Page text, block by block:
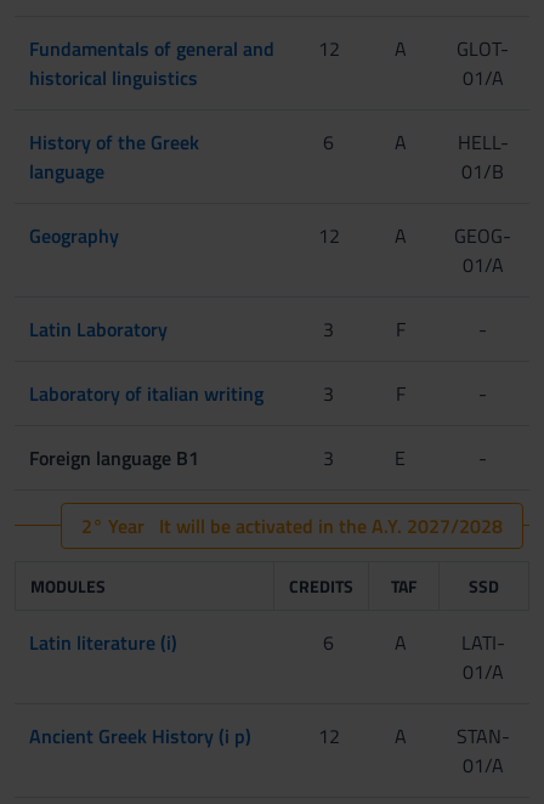
Fundamentals of general and
historical linguistics
12 A
GLOT-
01/A
History of the Greek
language
6 A
HELL-
01/B
Geography 12 A
GEOG-
01/A
Latin Laboratory 3 F -
Laboratory of italian writing 3 F -
Foreign language B1 3 E -
2° Year It will be activated in the A.Y. 2027/2028
MODULES CREDITS TAF SSD
Latin literature (i) 6 A
LATI-
01/A
Ancient Greek History (i p) 12 A
STAN-
01/A